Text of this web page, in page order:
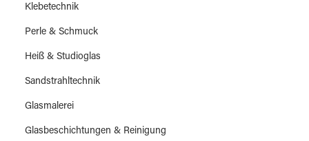
Klebetechnik
Perle & Schmuck
Heiß & Studioglas
Sandstrahltechnik
Glasmalerei
Glasbeschichtungen & Reinigung